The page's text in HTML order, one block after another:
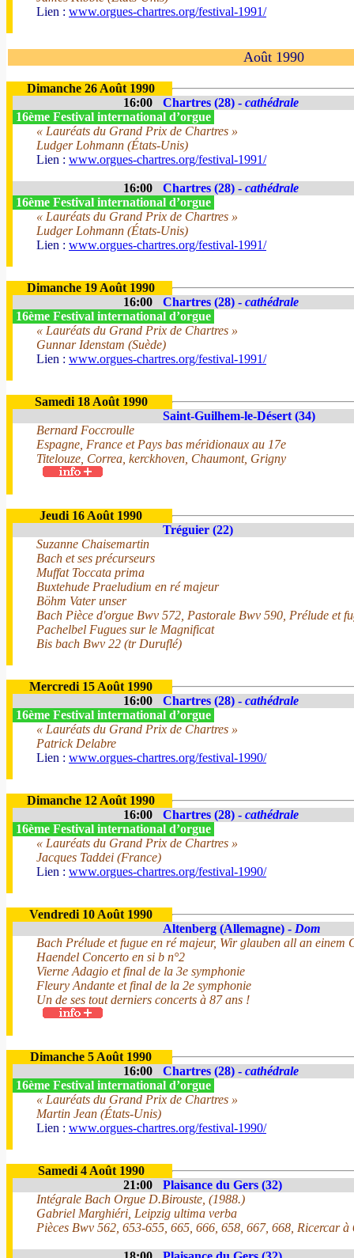
Lien : www.orgues-chartres.org/festival-1991/
Août 1990
Dimanche 26 Août 1990
16:00
Chartres (28) - cathédrale
16ème Festival international d’orgue
« Lauréats du Grand Prix de Chartres »
Ludger Lohmann (États-Unis)
Lien : www.orgues-chartres.org/festival-1991/
16:00 Chartres (28) - cathédrale
16ème Festival international d’orgue
« Lauréats du Grand Prix de Chartres »
Ludger Lohmann (États-Unis)
Lien : www.orgues-chartres.org/festival-1991/
Dimanche 19 Août 1990
16:00
Chartres (28) - cathédrale
16ème Festival international d’orgue
« Lauréats du Grand Prix de Chartres »
Gunnar Idenstam (Suède)
Lien : www.orgues-chartres.org/festival-1991/
Samedi 18 Août 1990
Saint-Guilhem-le-Désert (34)
Bernard Foccroulle
Espagne, France et Pays bas méridionaux au 17e
Titelouze, Correa, kerckhoven, Chaumont, Grigny
Jeudi 16 Août 1990
Tréguier (22)
Suzanne Chaisemartin
Bach et ses précurseurs
Muffat Toccata prima
Buxtehude Praeludium en ré majeur
Böhm Vater unser
Bach Pièce d'orgue Bwv 572, Pastorale Bwv 590, Prélude et
Pachelbel Fugues sur le Magnificat
Bis bach Bwv 22 (tr Duruflé)
Mercredi 15 Août 1990
16:00
Chartres (28) - cathédrale
16ème Festival international d’orgue
« Lauréats du Grand Prix de Chartres »
Patrick Delabre
Lien : www.orgues-chartres.org/festival-1990/
Dimanche 12 Août 1990
16:00
Chartres (28) - cathédrale
16ème Festival international d’orgue
« Lauréats du Grand Prix de Chartres »
Jacques Taddei (France)
Lien : www.orgues-chartres.org/festival-1990/
Vendredi 10 Août 1990
Altenberg (Allemagne) - Dom
Bach Prélude et fugue en ré majeur, Wir glauben all an einem
Haendel Concerto en si b n°2
Vierne Adagio et final de la 3e symphonie
Fleury Andante et final de la 2e symphonie
Un de ses tout derniers concerts à 87 ans !
Dimanche 5 Août 1990
16:00
Chartres (28) - cathédrale
16ème Festival international d’orgue
« Lauréats du Grand Prix de Chartres »
Martin Jean (États-Unis)
Lien : www.orgues-chartres.org/festival-1990/
Samedi 4 Août 1990
21:00
Plaisance du Gers (32)
Intégrale Bach Orgue D.Birouste, (1988.)
Gabriel Marghiéri, Leipzig ultima verba
Pièces Bwv 562, 653-655, 665, 666, 658, 667, 668, Ricercar à